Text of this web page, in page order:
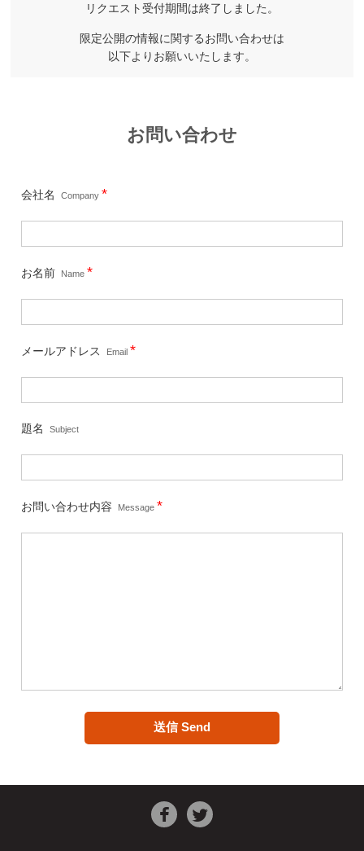
リクエスト受付期間は終了しました。
限定公開の情報に関するお問い合わせは
以下よりお願いいたします。
お問い合わせ
会社名 Company *
お名前 Name *
メールアドレス Email *
題名 Subject
お問い合わせ内容 Message *